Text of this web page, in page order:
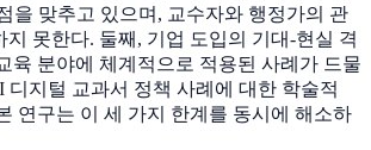
을 맞추고 있으며, 교수자와 행정가의 관
지 못한다. 둘째, 기업 도입의 기대-현실 격
육 분야에 체계적으로 적용된 사례가 드물
디지털 교과서 정책 사례에 대한 학술적
연구는 이 세 가지 한계를 동시에 해소하